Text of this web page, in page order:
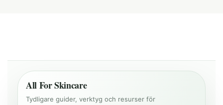
All For Skincare
Tydligare guider, verktyg och resurser för